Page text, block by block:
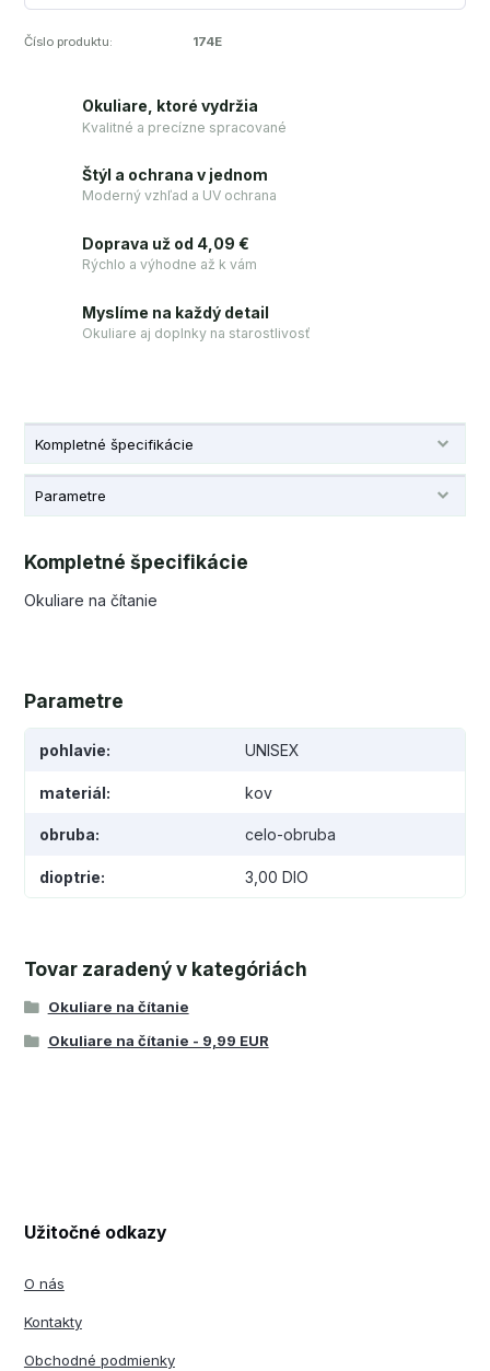
Číslo produktu: 174E
Okuliare, ktoré vydržia
Kvalitné a precízne spracované
Štýl a ochrana v jednom
Moderný vzhľad a UV ochrana
Doprava už od 4,09 €
Rýchlo a výhodne až k vám
Myslíme na každý detail
Okuliare aj doplnky na starostlivosť
Kompletné špecifikácie
Parametre
Kompletné špecifikácie
Okuliare na čítanie
Parametre
pohlavie UNISEX
materiál kov
obruba celo-obruba
dioptrie 3,00 DIO
Tovar zaradený v kategóriách
Okuliare na čítanie
Okuliare na čítanie - 9,99 EUR
Užitočné odkazy
O nás
Kontakty
Obchodné podmienky